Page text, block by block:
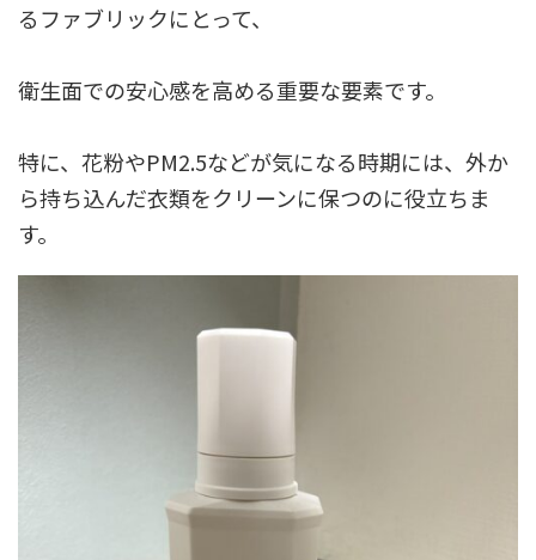
るファブリックにとって、
衛生面での安心感を高める重要な要素です。
特に、花粉やPM2.5などが気になる時期には、外か
ら持ち込んだ衣類をクリーンに保つのに役立ちま
す。